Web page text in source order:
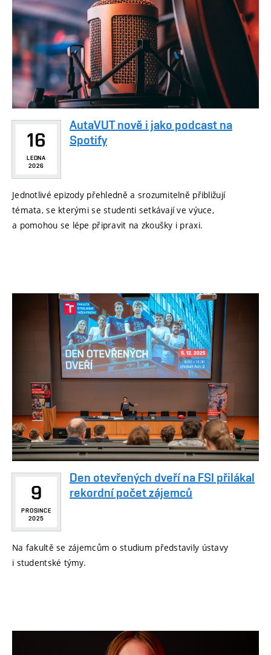
16
LEDNA
2026
AutaVUT nově i jako podcast na
Spotify
Jednotlivé epizody přehledně a srozumitelně přibližují
témata, se kterými se studenti setkávají ve výuce,
a pomohou se lépe připravit na zkoušky i praxi.
9
PROSINCE
2025
Den otevřených dveří na FSI přilákal
rekordní počet zájemců
Na fakultě se zájemcům o studium představily ústavy
i studentské týmy.